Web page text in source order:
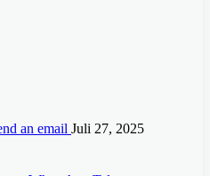
an email Juli 27, 2025